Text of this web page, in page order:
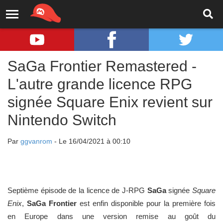
SaGa Frontier Remastered -
L'autre grande licence RPG
signée Square Enix revient sur
Nintendo Switch
Par ggvanrom - Le 16/04/2021 à 00:10
Septième épisode de la licence de J-RPG SaGasignéeSquare
Enix, SaGa Frontier est enfin disponible pour la première fois
en Europe dans une version remise au goût du